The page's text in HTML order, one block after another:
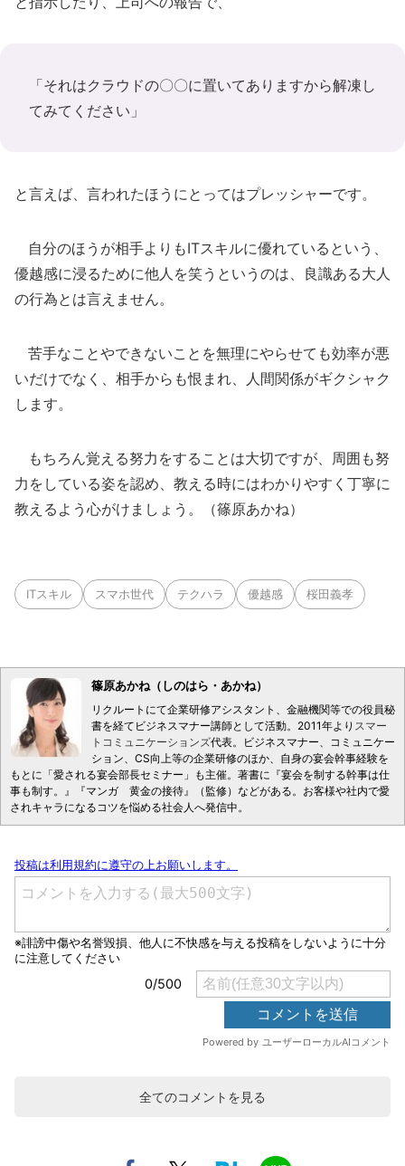
「それはクラウドの〇〇に置いてありますから解凍し
てみてください」
と言えば、言われたほうにとってはプレッシャーです。
自分のほうが相手よりもITスキルに優れているという、
優越感に浸るために他人を笑うというのは、良識ある大人
の行為とは言えません。
苦手なことやできないことを無理にやらせても効率が悪
いだけでなく、相手からも恨まれ、人間関係がギクシャク
します。
もちろん覚える努力をすることは大切ですが、周囲も努
力をしている姿を認め、教える時にはわかりやすく丁寧に
教えるよう心がけましょう。（篠原あかね）
ITスキル スマホ世代 テクハラ 優越感 桜田義孝
篠原あかね（しのはら・あかね）
リクルートにて企業研修アシスタント、金融機関等での役員秘
書を経てビジネスマナー講師として活動。2011年より スマー
トコミュニケーションズ代表。ビジネスマナー、コミュニケー
ション、CS向上等の企業研修のほか、自身の宴会幹事経験を
もとに「愛される宴会部長セミナー」も主催。著書に『宴会を制する幹事は仕
事も制す。』『マンガ 黄金の接待』（監修）などがある。お客様や社内で愛
されキャラになるコツを悩める社会人へ発信中。
全てのコメントを見る